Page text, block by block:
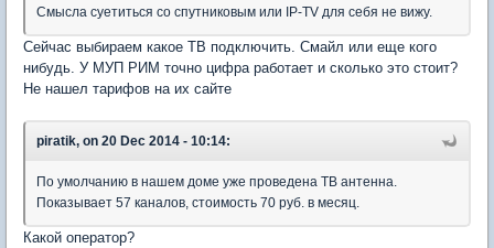
Смысла суетиться со спутниковым или IP-TV для себя не вижу.
Сейчас выбираем какое ТВ подключить. Смайл или еще кого
нибудь. У МУП РИМ точно цифра работает и сколько это стоит?
Не нашел тарифов на их сайте
piratik, on 20 Dec 2014 - 10:14:
По умолчанию в нашем доме уже проведена ТВ антенна.
Показывает 57 каналов, стоимость 70 руб. в месяц.
Какой оператор?